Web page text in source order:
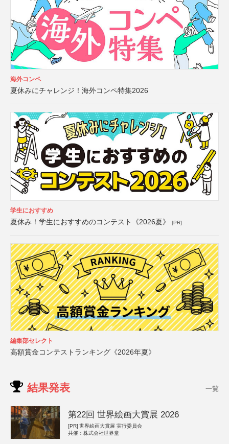
海外コンペ
夏休みにチャレンジ！海外コンペ特集2026
学生におすすめ
夏休み！学生におすすめのコンテスト《2026夏》 [PR]
編集部セレクト
高額賞金コンテストランキング《2026年夏》
結果発表 一覧
第22回 世界絵画大賞展 2026
[PR] 世界絵画大賞展 実行委員会
共催：株式会社世界堂